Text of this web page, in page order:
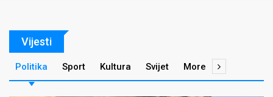
Vijesti
Politika Sport Kultura Svijet More